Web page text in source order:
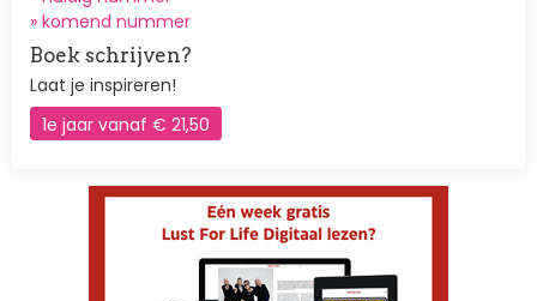
» komend nummer
Boek schrijven?
Laat je inspireren!
1e jaar vanaf € 21,50